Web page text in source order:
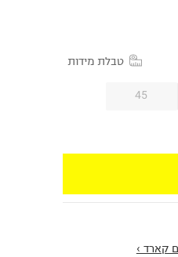
טבלת מידות
45
קארד ›